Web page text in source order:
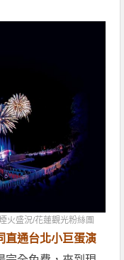
火盛況/花蓮觀光粉絲團
直通台北小巨蛋演